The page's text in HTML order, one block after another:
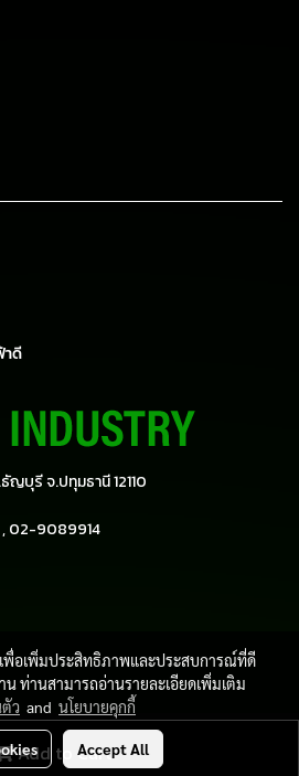
Add to Cart
าดี
ธัญบุรีจ.ปทุมธานี 12110
02-9089914
right by patipong.com
เพื่อเพิ่มประสิทธิภาพและประสบการณ์ที่ดี
น ท่านสามารถอ่านรายละเอียดเพิ่มเติม
ว and นโยบายคุกกี้
Accept All